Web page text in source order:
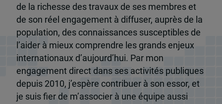
de la richesse des travaux de ses membres et
de son réel engagement à diffuser, auprès de la
population, des connaissances susceptibles de
l’aider à mieux comprendre les grands enjeux
internationaux d’aujourd’hui. Par mon
engagement direct dans ses activités publiques
depuis 2010, j’espère contribuer à son essor, et
je suis fier de m’associer à une équipe aussi